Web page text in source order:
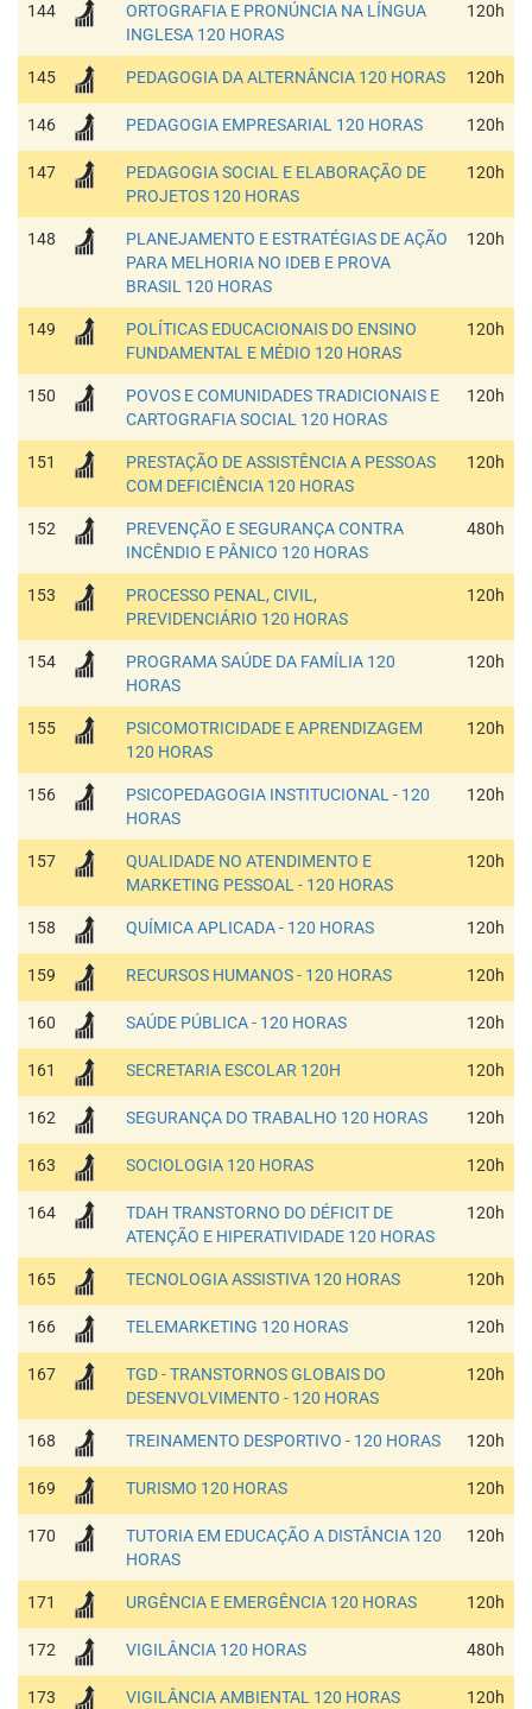
144
ORTOGRAFIA E PRONÚNCIA NA LÍNGUA
INGLESA 120 HORAS
120h
145 PEDAGOGIA DA ALTERNÂNCIA 120 HORAS 120h
146 PEDAGOGIA EMPRESARIAL 120 HORAS 120h
147
PEDAGOGIA SOCIAL E ELABORAÇÃO DE
PROJETOS 120 HORAS
120h
148
PLANEJAMENTO E ESTRATÉGIAS DE AÇÃO
PARA MELHORIA NO IDEB E PROVA
BRASIL 120 HORAS
120h
149
POLÍTICAS EDUCACIONAIS DO ENSINO
FUNDAMENTAL E MÉDIO 120 HORAS
120h
150
POVOS E COMUNIDADES TRADICIONAIS E
CARTOGRAFIA SOCIAL 120 HORAS
120h
151
PRESTAÇÃO DE ASSISTÊNCIA A PESSOAS
COM DEFICIÊNCIA 120 HORAS
120h
152
PREVENÇÃO E SEGURANÇA CONTRA
INCÊNDIO E PÂNICO 120 HORAS
480h
153
PROCESSO PENAL, CIVIL,
PREVIDENCIÁRIO 120 HORAS
120h
154
PROGRAMA SAÚDE DA FAMÍLIA 120
HORAS
120h
155
PSICOMOTRICIDADE E APRENDIZAGEM
120 HORAS
120h
156
PSICOPEDAGOGIA INSTITUCIONAL - 120
HORAS
120h
157
QUALIDADE NO ATENDIMENTO E
MARKETING PESSOAL - 120 HORAS
120h
158 QUÍMICA APLICADA - 120 HORAS 120h
159 RECURSOS HUMANOS - 120 HORAS 120h
160 SAÚDE PÚBLICA - 120 HORAS 120h
161 SECRETARIA ESCOLAR 120H 120h
162 SEGURANÇA DO TRABALHO 120 HORAS 120h
163 SOCIOLOGIA 120 HORAS 120h
164
TDAH TRANSTORNO DO DÉFICIT DE
ATENÇÃO E HIPERATIVIDADE 120 HORAS
120h
165 TECNOLOGIA ASSISTIVA 120 HORAS 120h
166 TELEMARKETING 120 HORAS 120h
167
TGD - TRANSTORNOS GLOBAIS DO
DESENVOLVIMENTO - 120 HORAS
120h
168 TREINAMENTO DESPORTIVO - 120 HORAS 120h
169 TURISMO 120 HORAS 120h
170
TUTORIA EM EDUCAÇÃO A DISTÂNCIA 120
HORAS
120h
171 URGÊNCIA E EMERGÊNCIA 120 HORAS 120h
172 VIGILÂNCIA 120 HORAS 480h
173 VIGILÂNCIA AMBIENTAL 120 HORAS 120h